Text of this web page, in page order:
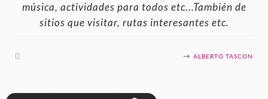
música, actividades para todos etc...También de
sitios que visitar, rutas interesantes etc.
ALBERTO TASCON